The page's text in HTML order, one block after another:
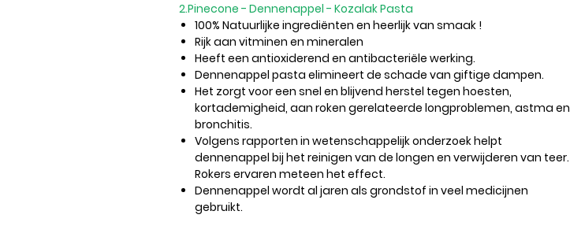
2.Pinecone - Dennenappel - Kozalak Pasta
100% Natuurlijke ingrediënten en heerlijk van smaak !
Rijk aan vitminen en mineralen
Heeft een antioxiderend en antibacteriële werking.
Dennenappel pasta elimineert de schade van giftige dampen.
Het zorgt voor een snel en blijvend herstel tegen hoesten,
kortademigheid, aan roken gerelateerde longproblemen, astma en
bronchitis.
Volgens rapporten in wetenschappelijk onderzoek helpt
dennenappel bij het reinigen van de longen en verwijderen van teer.
Rokers ervaren meteen het effect.
Dennenappel wordt al jaren als grondstof in veel medicijnen
gebruikt.